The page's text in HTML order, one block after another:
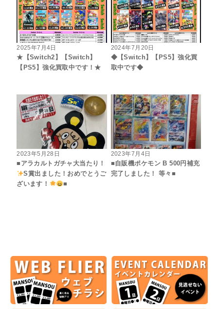
2025年7月4日
★【Switch2】【Switch】
【PS5】強化買取中です！★
2024年7月20日
◆【Switch】【PS5】強化買
取中です◆
2023年5月28日
■アラカルトガチャ大当たり！
S賞出ました！おめでとうご
ざいます！
■
2023年7月4日
■自販機ポケモン B 500円補充
完了しました！ 等々■